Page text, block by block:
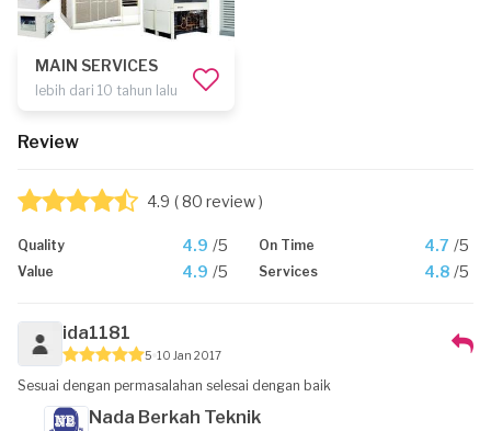
MAIN SERVICES
lebih dari 10 tahun lalu
Review
4.9 ( 80 review )
Quality 4.9 /5 On Time 4.7 /5
Value 4.9 /5 Services 4.8 /5
ida1181
5 10 Jan 2017
Sesuai dengan permasalahan selesai dengan baik
Nada Berkah Teknik